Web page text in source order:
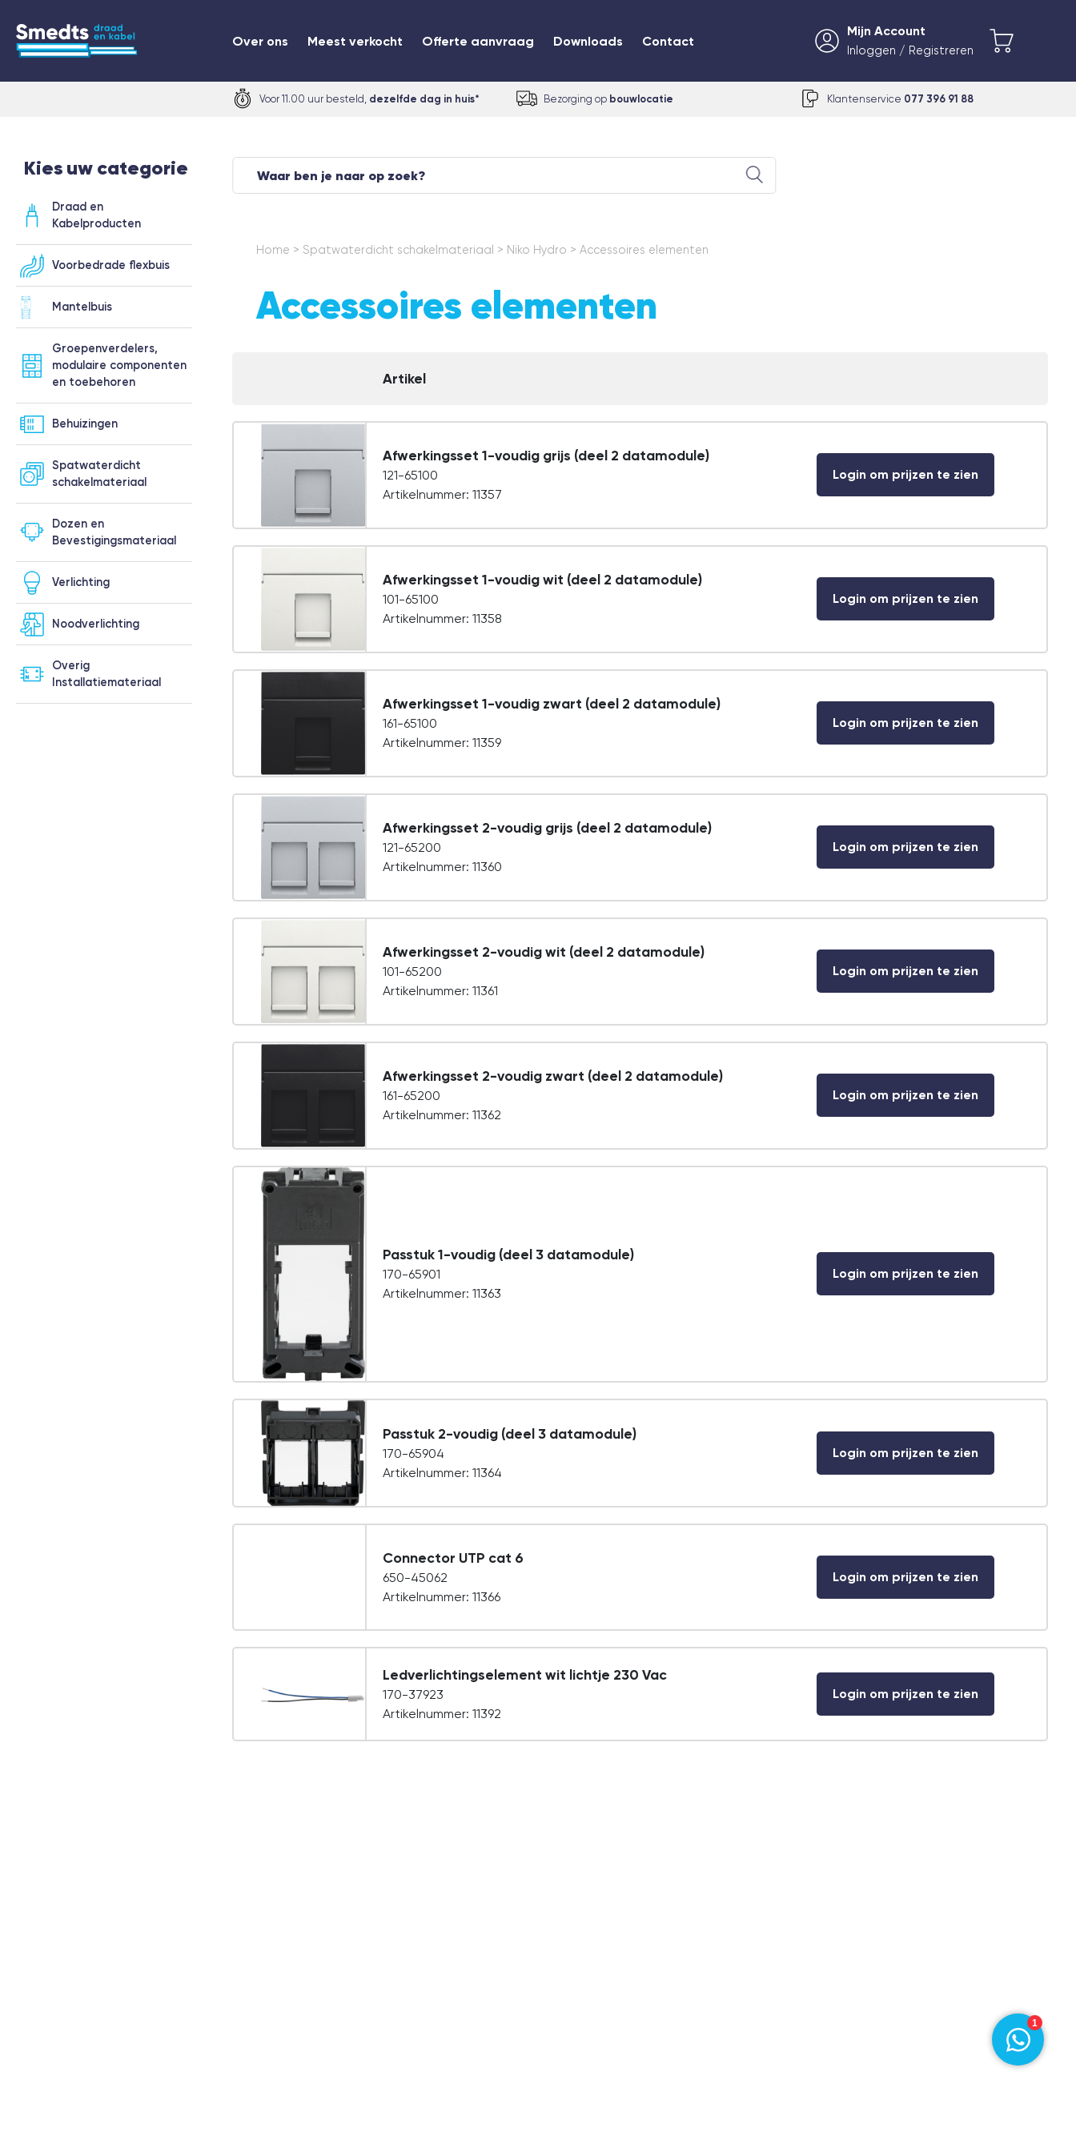
Over ons Meest verkocht Offerte aanvraag Downloads Contact
Mijn Account
Inloggen / Registreren
Voor 11.00 uur besteld, dezelfde dag in huis* Bezorging op bouwlocatie Klantenservice 077 396 91 88
Kies uw categorie
Draad en
Kabelproducten
Voorbedrade flexbuis
Mantelbuis
Groepenverdelers,
modulaire componenten
en toebehoren
Behuizingen
Spatwaterdicht
schakelmateriaal
Dozen en
Bevestigingsmateriaal
Verlichting
Noodverlichting
Overig
Installatiemateriaal
Home > Spatwaterdicht schakelmateriaal > Niko Hydro > Accessoires elementen
Accessoires elementen
Artikel
Afwerkingsset 1-voudig grijs (deel 2 datamodule)
121-65100
Artikelnummer: 11357
Login om prijzen te zien
Afwerkingsset 1-voudig wit (deel 2 datamodule)
101-65100
Artikelnummer: 11358
Login om prijzen te zien
Afwerkingsset 1-voudig zwart (deel 2 datamodule)
161-65100
Artikelnummer: 11359
Login om prijzen te zien
Afwerkingsset 2-voudig grijs (deel 2 datamodule)
121-65200
Artikelnummer: 11360
Login om prijzen te zien
Afwerkingsset 2-voudig wit (deel 2 datamodule)
101-65200
Artikelnummer: 11361
Login om prijzen te zien
Afwerkingsset 2-voudig zwart (deel 2 datamodule)
161-65200
Artikelnummer: 11362
Login om prijzen te zien
Passtuk 1-voudig (deel 3 datamodule)
170-65901
Artikelnummer: 11363
Login om prijzen te zien
Passtuk 2-voudig (deel 3 datamodule)
170-65904
Artikelnummer: 11364
Login om prijzen te zien
Connector UTP cat 6
650-45062
Artikelnummer: 11366
Login om prijzen te zien
Ledverlichtingselement wit lichtje 230 Vac
170-37923
Artikelnummer: 11392
Login om prijzen te zien
1